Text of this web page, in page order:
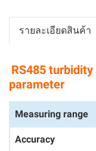
รายละเอียดสินค้า
RS485
parameter
Measuring range
Accuracy